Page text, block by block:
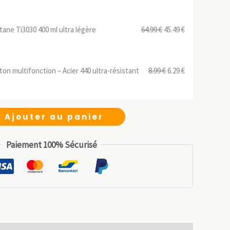
était :est :
Ti3030 400 ml ultra légère 64.99€ Le
était :
45.49€Le
est :
multifonction – Acier 440 ultra-résistant 8.99€Le
6.29€Le
Ajouter au panier
Paiement 100% Sécurisé